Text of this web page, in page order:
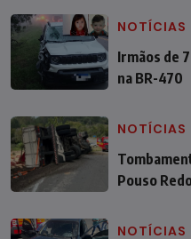
NOTÍCIAS
Irmãos de
na BR-470
NOTÍCIAS
Pouso
NOTÍCIAS